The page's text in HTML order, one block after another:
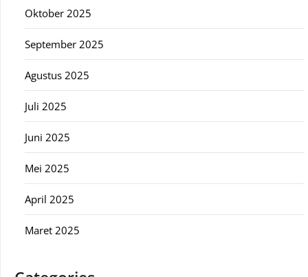
Oktober 2025
September 2025
Agustus 2025
Juli 2025
Juni 2025
Mei 2025
April 2025
Maret 2025